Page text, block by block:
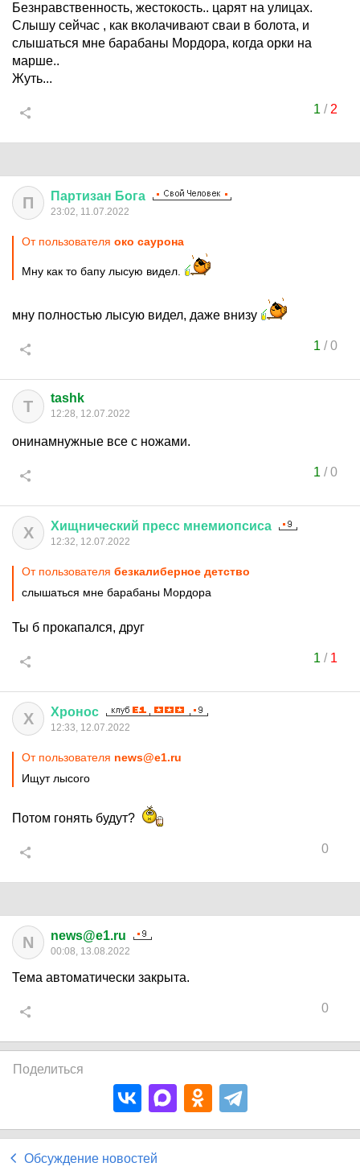
Безнравственность, жестокость.. царят на улицах.
Слышу сейчас , как вколачивают сваи в болота, и
слышаться мне барабаны Мордора, когда орки на
марше..
Жуть...
1 / 2
П Партизан Бога
23:02, 11.07.2022
От пользователя око саурона
Мну как то бапу лысую видел.
мну полностью лысую видел, даже внизу
1 /0
T tashk
12:28, 12.07.2022
онинамнужные все с ножами.
1 /0
Х Хищнический пресс мнемиопсиса
12:32, 12.07.2022
От пользователя безкалиберное детство
слышаться мне барабаны Мордора
Ты б прокапался, друг
1 / 1
Х Хронос
12:33, 12.07.2022
От пользователя news@e1.ru
Ищут лысого
Потом гонять будут?
0
N news@e1.ru
00:08, 13.08.2022
Тема автоматически закрыта.
0
Поделиться
Обсуждение новостей